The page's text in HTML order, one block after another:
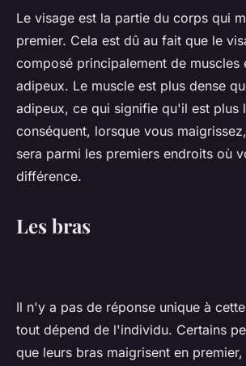
Le visage est la partie du corps qui
premier. Cela est dû au fait que le
composé principalement de muscles
adipeux. Le muscle est plus dense
adipeux, ce qui signifie qu'il est plus
conséquent, lorsque vous
sera parmi les premiers endroits où
différence.
Les bras
Il n'y a pas de réponse unique à
tout dépend de l'individu. Certains
que leurs bras maigrisent en